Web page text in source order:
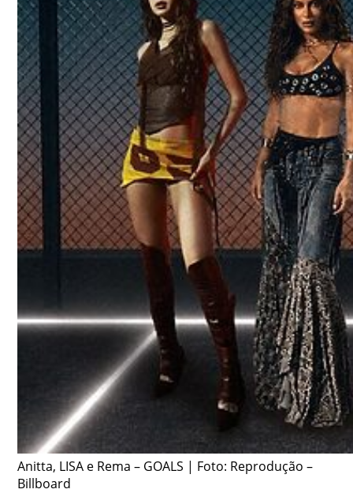
Anitta, LISA e Rema – GOALS | Foto: Reprodução –
Billboard